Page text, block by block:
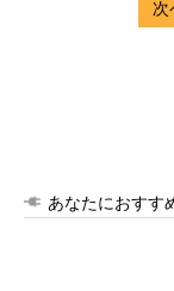
あなたにおすす